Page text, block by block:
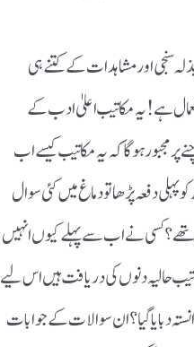
سنجی اور مشاہدات کے کتنے ہی
ہے ! یہ مکاتیب اعلیٰ ادب کے
مجبور ہوگا کہ یہ مکاتیب کیسے اب
دفعہ پڑھا تو دماغ میں کئی سوال
کسی نے اب سے پہلے کیوں انہیں
حالیہ دنوں کی دریافت ہیں اس لیے
دبایا گیا؟ ان سوالات کے جوابات